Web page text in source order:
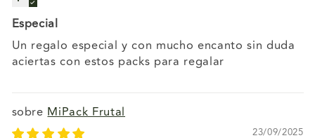
Especial
Un regalo especial y con mucho encanto sin duda
aciertas con estos packs para regalar
MiPack Frutal
23/09/2025